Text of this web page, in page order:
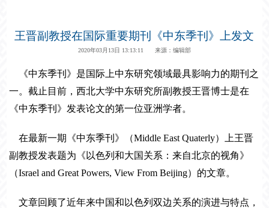
王晋副教授在国际重要期刊《中东季刊》上发文
2020年03月13日 13:13:11 来源：编辑部
《中东季刊》是国际上中东研究领域最具影响力的期刊之
一。截止目前，西北大学中东研究所副教授王晋博士是在
《中东季刊》发表论文的第一位亚洲学者。
在最新一期《中东季刊》（Middle East Quaterly）上王晋
副教授发表题为《以色列和大国关系：来自北京的视角》
（Israel and Great Powers, View From Beijing）的文章。
文章回顾了近年来中国和以色列双边关系的演进与特点，